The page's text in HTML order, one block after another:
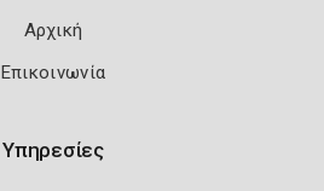
Αρχική
Επικοινωνία
Υπηρεσίες